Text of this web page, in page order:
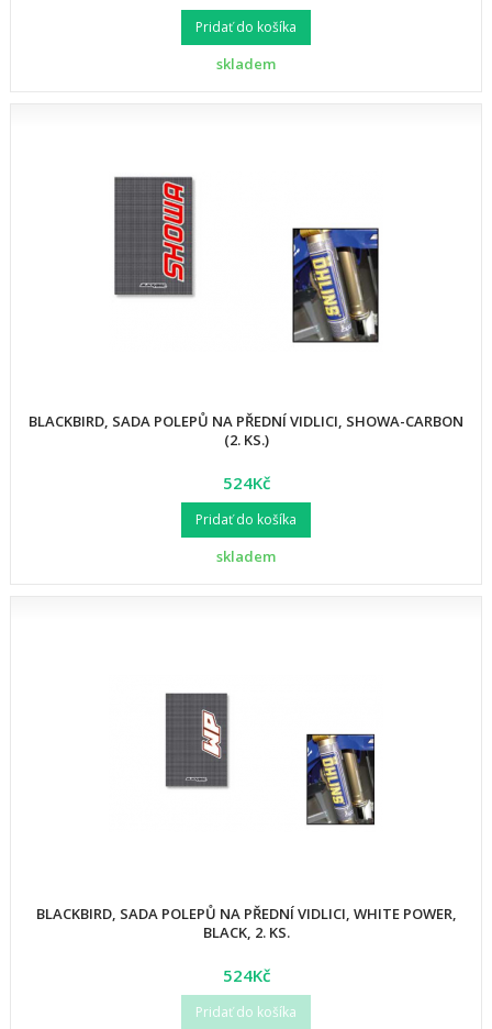
Pridať do košíka
skladem
BLACKBIRD, SADA POLEPŮ NA PŘEDNÍ VIDLICI, SHOWA-CARBON
(2. KS.)
524Kč
Pridať do košíka
skladem
BLACKBIRD, SADA POLEPŮ NA PŘEDNÍ VIDLICI, WHITE POWER,
BLACK, 2. KS.
524Kč
Pridať do košíka